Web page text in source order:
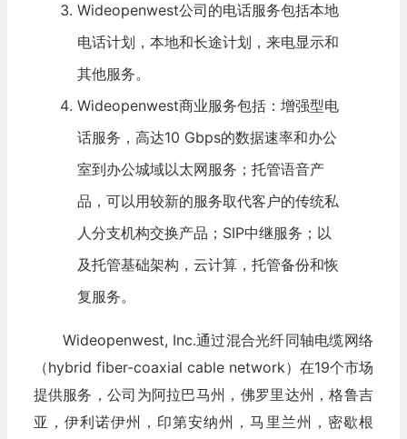
Wideopenwest公司的电话服务包括本地
电话计划，本地和长途计划，来电显示和
其他服务。
Wideopenwest商业服务包括：增强型电
话服务，高达10 Gbps的数据速率和办公
室到办公城域以太网服务；托管语音产
品，可以用较新的服务取代客户的传统私
人分支机构交换产品；SIP中继服务；以
及托管基础架构， 云计算，托管备份和恢
复服务。
Wideopenwest, Inc.通过混合光纤同轴电缆网络
（hybrid fiber-coaxial cable network）在19个市场
提供服务，公司为阿拉巴马州，佛罗里达州，格鲁吉
亚，伊利诺伊州，印第安纳州，马里兰州，密歇根